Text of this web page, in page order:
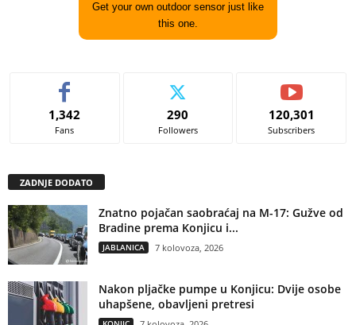
Get your own outdoor sensor just like
this one.
1,342
Fans
290
Followers
120,301
Subscribers
ZADNJE DODATO
Znatno pojačan saobraćaj na M-17: Gužve od
Bradine prema Konjicu i...
JABLANICA 7 kolovoza, 2026
Nakon pljačke pumpe u Konjicu: Dvije osobe
uhapšene, obavljeni pretresi